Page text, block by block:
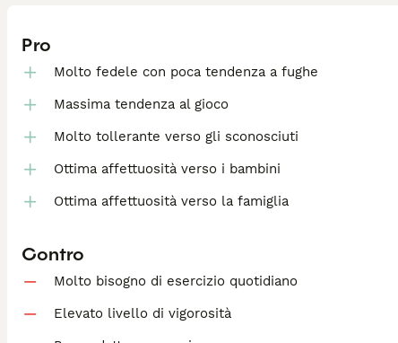
Pro
Molto fedele con poca tendenza a fughe
Massima tendenza al gioco
Molto tollerante verso gli sconosciuti
Ottima affettuosità verso i bambini
Ottima affettuosità verso la famiglia
Contro
Molto bisogno di esercizio quotidiano
Elevato livello di vigorosità